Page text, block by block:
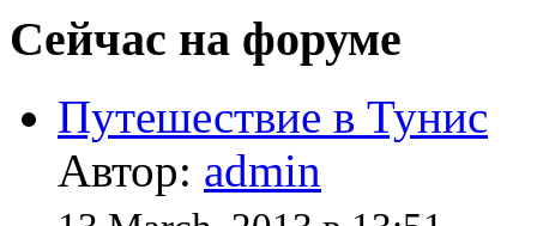
Сейчас на форуме
Путешествие в Тунис
Автор: admin